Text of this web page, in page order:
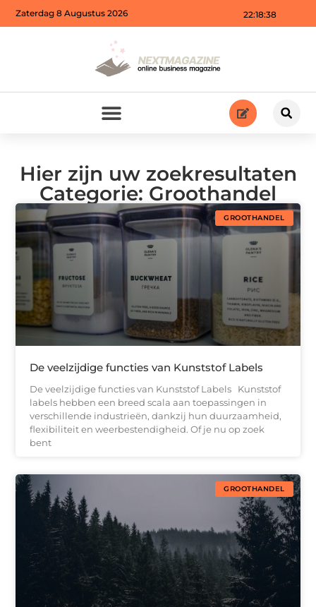
22:18:39
Zaterdag 8 Augustus 2026
Hier zijn uw zoekresultaten
Categorie: Groothandel
GROOTHANDEL
De veelzijdige functies van Kunststof Labels
De veelzijdige functies van Kunststof Labels Kunststof
labels hebben een breed scala aan toepassingen in
verschillende industrieën, dankzij hun duurzaamheid,
flexibiliteit en weerbestendigheid. Of je nu op zoek
bent
GROOTHANDEL